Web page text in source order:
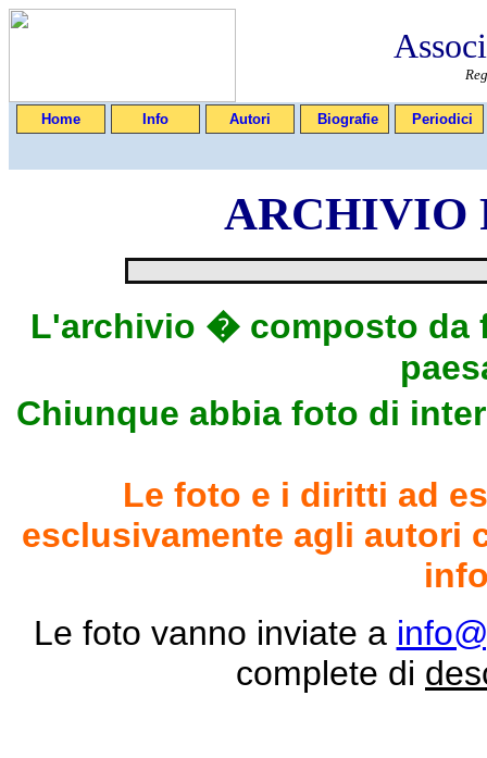
Home Info Autori Biografie Periodici
ARCHIVIO
L'archivio � composto da
Chiunque abbia foto di
Le foto e i diritti ad
esclusivamente agli autori
Le foto vanno inviate a
complete di